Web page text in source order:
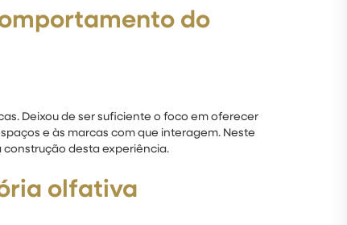
do
Deixou de ser suficiente o foco em oferecer
e às marcas com que interagem. Neste
desta experiência.
olfativa